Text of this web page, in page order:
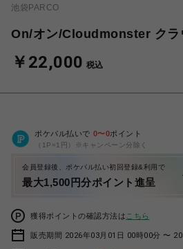
池袋PARCO
On/オン/Cloudmonster クラ
￥22,000 税込
ポケパル払いで 0〜0ポイント
（1P=1円）※キャンペーン分除く
会員登録後、ポケパル払い初回登録&利用で
最大1,500円分ポイント進呈
獲得ポイントの確認方法は こちら
販売期間 2026年03月01日 00時00分 〜